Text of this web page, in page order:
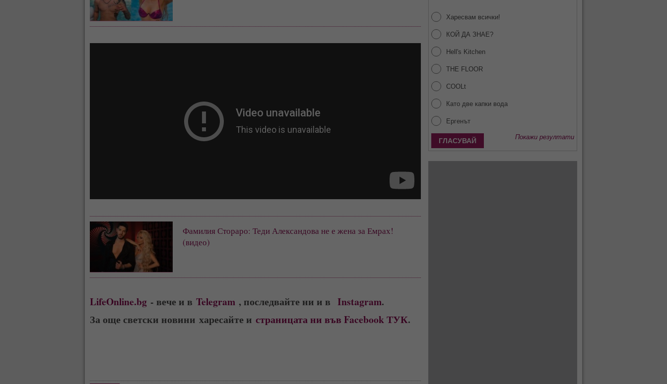
Фамилия Стораро: Теди Александова не е жена за Емрах!
(видео)
LifeOnline.bg - вече и в Telegram , последвайте ни и в Instagram.
За още светски новини харесайте и страницата ни във Facebook ТУК.
Харесвам всички!
КОЙ ДА ЗНАЕ?
Hell's Kitchen
THE FLOOR
COOLt
Като две капки вода
Ергенът
Покажи резултати